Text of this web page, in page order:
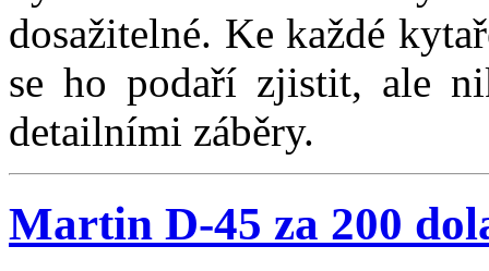
dosažitelné. Ke každé
se ho podaří zjistit, ale
detailními záběry.
Martin D-45 za 200